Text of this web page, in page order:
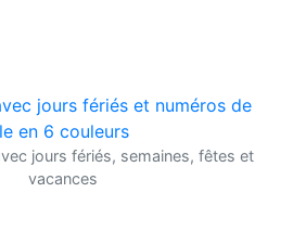
jours fériés, semaines, fêtes et
vacances